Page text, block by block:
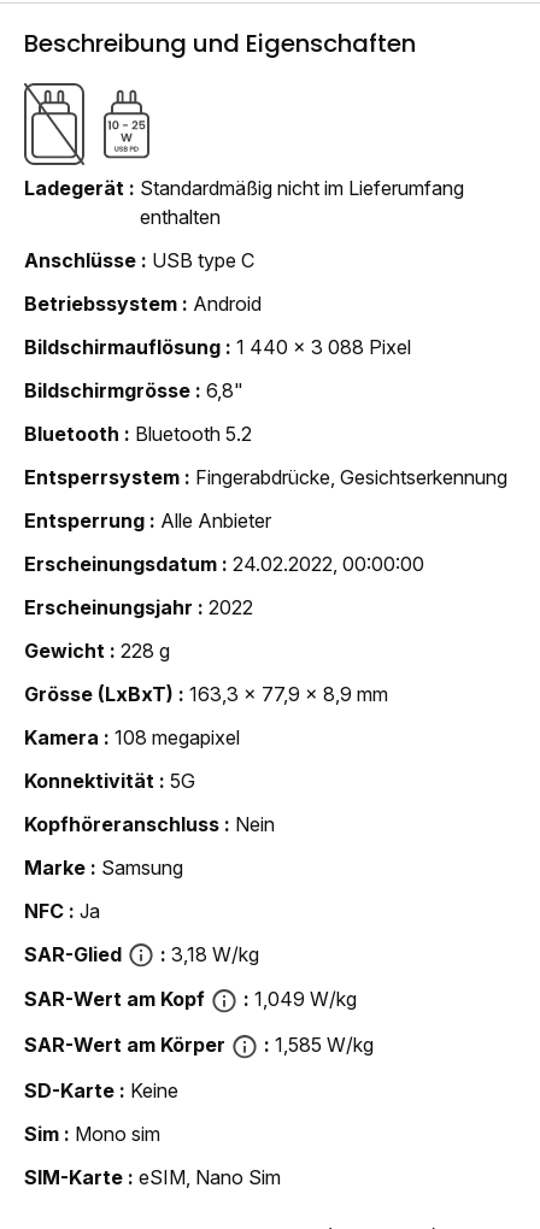
Beschreibung und Eigenschaften
Ladegerät
Standardmäßig nicht im Lieferumfang
enthalten
Anschlüsse
USB type C
Betriebssystem
Android
Bildschirmauflösung
1 440 x 3 088 Pixel
Bildschirmgrösse
6,8"
Bluetooth
Bluetooth 5.2
Entsperrsystem
Fingerabdrücke, Gesichtserkennung
Entsperrung
Alle Anbieter
Erscheinungsdatum
24.02.2022, 00:00:00
Erscheinungsjahr
2022
Gewicht
228 g
Grösse (LxBxT)
163,3 x 77,9 x 8,9 mm
Kamera
108 megapixel
Konnektivität
5G
Kopfhöreranschluss
Nein
Marke
Samsung
NFC
Ja
SAR-Glied
3,18 W/kg
SAR-Wert am Kopf
1,049 W/kg
SAR-Wert am Körper
1,585 W/kg
SD-Karte
Keine
Sim
Mono sim
SIM-Karte
eSIM, Nano Sim